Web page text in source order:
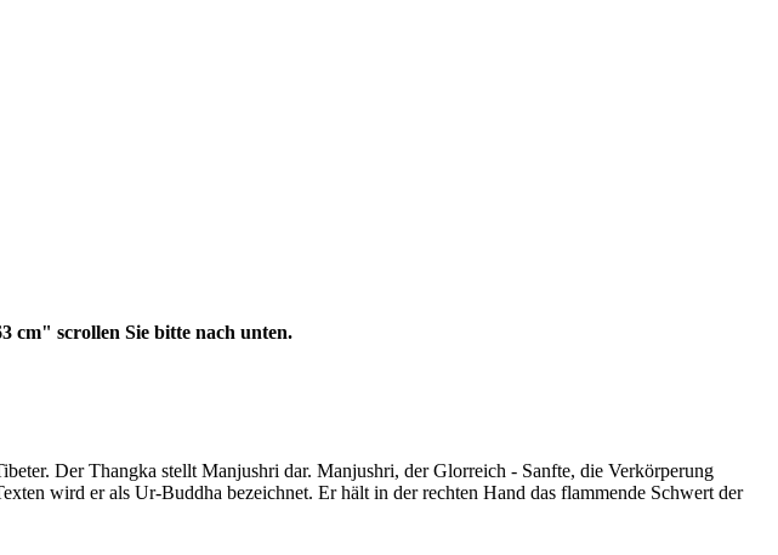
cm" scrollen Sie bitte nach unten.
Der Thangka stellt Manjushri dar. Manjushri, der Glorreich - Sanfte, die Verkörperung
wird er als Ur-Buddha bezeichnet. Er hält in der rechten Hand das flammende Schwert der